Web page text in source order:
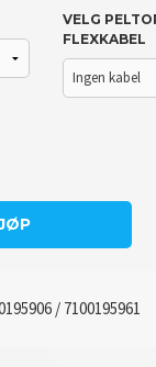
VELG
FLEXKABEL
/ 7100195961